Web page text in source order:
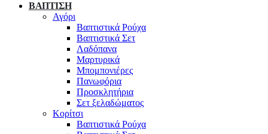
ΒΑΠΤΙΣΗ
Αγόρι
Βαπτιστικά Ρούχα
Βαπτιστικά Σετ
Λαδόπανα
Μαρτυρικά
Μπομπονιέρες
Πανωφόρια
Προσκλητήρια
Σετ ξελαδώματος
Κορίτσι
Βαπτιστικά Ρούχα